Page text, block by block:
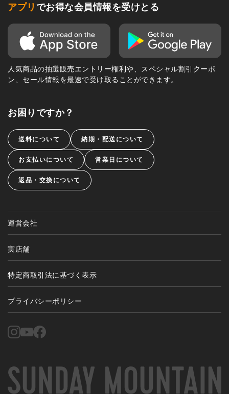
アプリ でお得な会員情報を受けとる
人気商品の抽選販売エントリー権利や、スペシャル割引クーポ
ン、セール情報を最速で受け取ることができます。
お困りですか？
送料について 納期・配送について
お支払いについて 営業日について
返品・交換について
運営会社
実店舗
特定商取引法に基づく表示
プライバシーポリシー